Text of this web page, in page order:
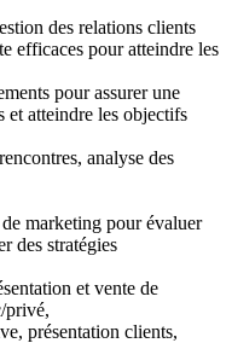
des relations clients
efficaces pour atteindre les
pour assurer une
et atteindre les objectifs
analyse des
marketing pour évaluer
des stratégies
et vente de
privé,
présentation clients,